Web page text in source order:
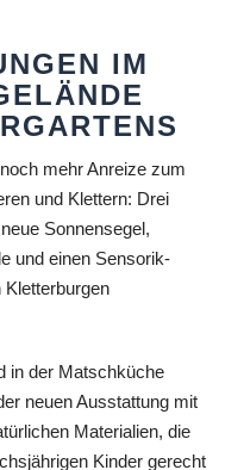
IM
U
mehr Anreize zum
und Klettern: Drei
Sonnensegel,
und einen Sensorik-
Kletterburgen
neuen Ausstattung mit
Materialien, die
Kinder gerecht